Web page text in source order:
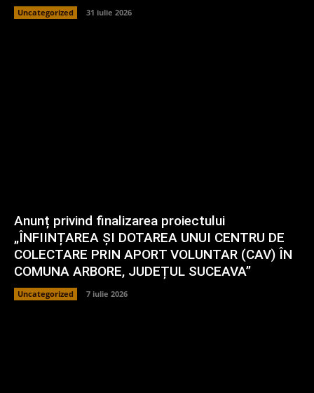
Uncategorized 31 iulie 2026
Anunț privind finalizarea proiectului
„ÎNFIINȚAREA ȘI DOTAREA UNUI CENTRU DE
COLECTARE PRIN APORT VOLUNTAR (CAV) ÎN
COMUNA ARBORE, JUDEȚUL SUCEAVA”
Uncategorized 7 iulie 2026